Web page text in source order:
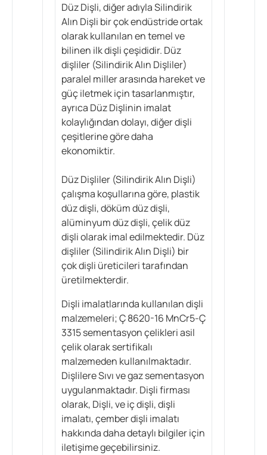
Düz Dişli, diğer adıyla Silindirik
Alın Dişli bir çok endüstride ortak
olarak kullanılan en temel ve
bilinen ilk dişli çeşididir. Düz
dişliler (Silindirik Alın Dişliler)
paralel miller arasında hareket ve
güç iletmek için tasarlanmıştır,
ayrıca Düz Dişlinin imalat
kolaylığından dolayı, diğer dişli
çeşitlerine göre daha
ekonomiktir.
Düz Dişliler (Silindirik Alın Dişli)
çalışma koşullarına göre, plastik
düz dişli, döküm düz dişli,
alüminyum düz dişli, çelik düz
dişli olarak imal edilmektedir. Düz
dişliler (Silindirik Alın Dişli) bir
çok dişli üreticileri tarafından
üretilmekterdir.
Dişli imalatlarında kullanılan dişli
malzemeleri; Ç 8620-16 MnCr5-Ç
3315 sementasyon çelikleri asil
çelik olarak sertifikalı
malzemeden kullanılmaktadır.
Dişlilere Sıvı ve gaz sementasyon
uygulanmaktadır. Dişli firması
olarak, Dişli, ve iç dişli, dişli
imalatı, çember dişli imalatı
hakkında daha detaylı bilgiler için
iletişime geçebilirsiniz.